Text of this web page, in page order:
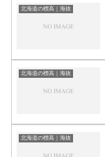
北海道の標高｜海抜
北海道の標高｜海抜
北海道の標高｜海抜